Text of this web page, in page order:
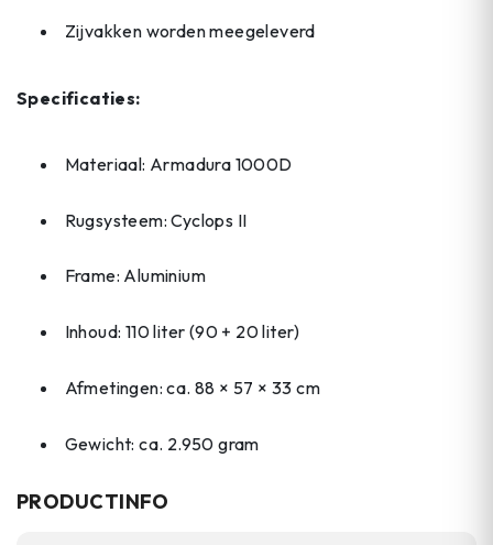
Zijvakken worden meegeleverd
Specificaties:
Materiaal: Armadura 1000D
Rugsysteem: Cyclops II
Frame: Aluminium
Inhoud: 110 liter (90 + 20 liter)
Afmetingen: ca. 88 × 57 × 33 cm
Gewicht: ca. 2.950 gram
PRODUCTINFO